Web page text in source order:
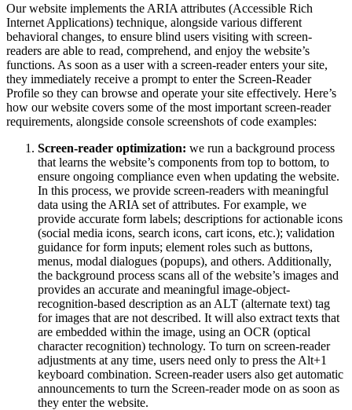
Our website implements the ARIA attributes (Accessible Rich
Internet Applications) technique, alongside various different
behavioral changes, to ensure blind users visiting with screen-
readers are able to read, comprehend, and enjoy the website’s
functions. As soon as a user with a screen-reader enters your site,
they immediately receive a prompt to enter the Screen-Reader
Profile so they can browse and operate your site effectively. Here’s
how our website covers some of the most important screen-reader
requirements, alongside console screenshots of code examples:
Screen-reader optimization: we run a background process
that learns the website’s components from top to bottom, to
ensure ongoing compliance even when updating the website.
In this process, we provide screen-readers with meaningful
data using the ARIA set of attributes. For example, we
provide accurate form labels; descriptions for actionable icons
(social media icons, search icons, cart icons, etc.); validation
guidance for form inputs; element roles such as buttons,
menus, modal dialogues (popups), and others. Additionally,
the background process scans all of the website’s images and
provides an accurate and meaningful image-object-
recognition-based description as an ALT (alternate text) tag
for images that are not described. It will also extract texts that
are embedded within the image, using an OCR (optical
character recognition) technology. To turn on screen-reader
adjustments at any time, users need only to press the Alt+1
keyboard combination. Screen-reader users also get automatic
announcements to turn the Screen-reader mode on as soon as
they enter the website.